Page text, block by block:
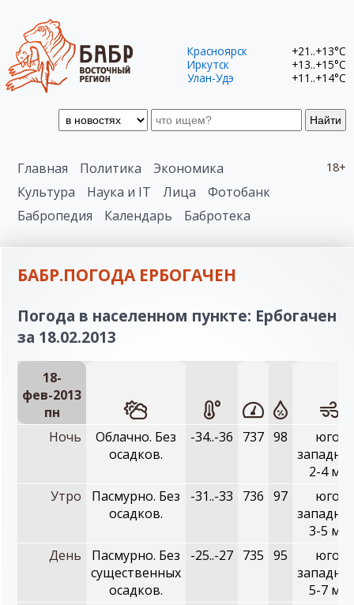
Найти
Красноярск
+21..+13°C
Иркутск
+13..+15°C
Улан-Удэ
+11..+14°C
18+
Главная Политика
Экономика
Культура
Наука и IT Лица
Фотобанк
Бабропедия
Календарь Бабротека
БАБР.ПОГОДА ЕРБОГАЧЕН
Погода в населенном пункте: Ербогачен
за 18.02.2013
18-
фев-2013
пн
Ночь
Облачно. Без
осадков.
-34..-36 737 98
юго-
2-4 м/с
Утро
Пасмурно. Без
осадков.
-31..-33 736 97
юго-
3-5 м/с
День
Пасмурно. Без
существенных
осадков.
-25..-27 735 95
юго-
5-7 м/с